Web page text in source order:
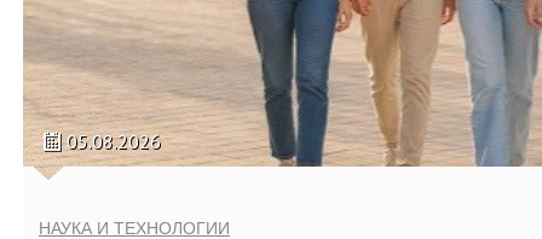
05.08.2026
НАУКА И ТЕХНОЛОГИИ